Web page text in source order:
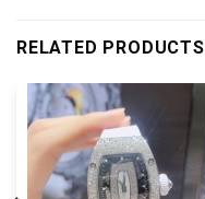
RELATED PRODUCTS